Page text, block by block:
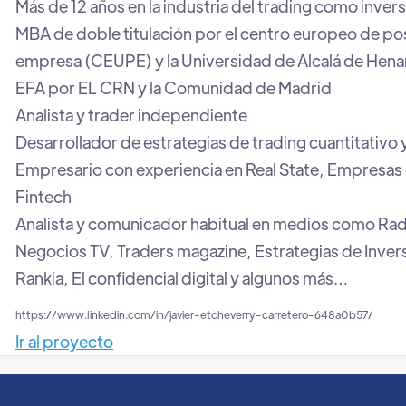
Más de 12 años en la industria del trading como
MBA de doble titulación por el centro europeo de
empresa (CEUPE) y la Universidad de Alcalá de
EFA por EL CRN y la Comunidad de Madrid
Analista y trader independiente
Desarrollador de estrategias de trading cuantitativo
Empresario con experiencia en Real State,
Fintech
Analista y comunicador habitual en medios como
Negocios TV, Traders magazine, Estrategias de
Rankia, El confidencial digital y algunos más…
https://www.linkedin.com/in/javier-etcheverry-carretero-648a0b57/
Ir al proyecto